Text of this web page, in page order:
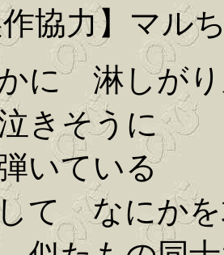
作協力】マル
に 淋しが
きそうに
いている
て なにか